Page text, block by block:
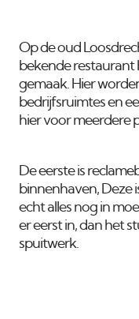
Op de oud
bekende restaurant
gemaak. Hier
bedrijfsruimtes en
hier voor meerdere
De eerste is
binnenhaven, Deze
echt alles nog in
er eerst in, dan het
spuitwerk.